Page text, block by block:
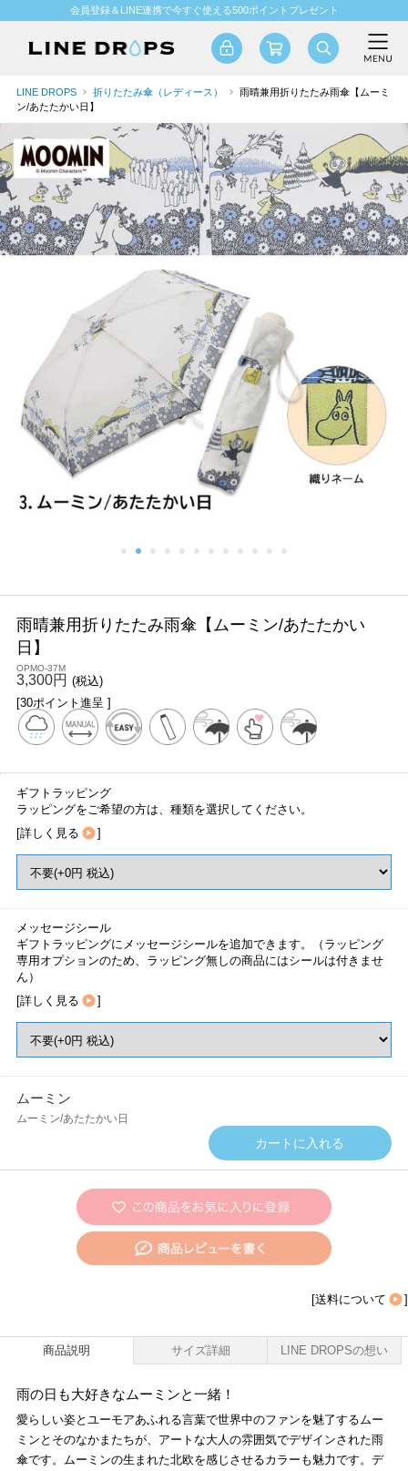
会員登録＆LINE連携で今すぐ使える500ポイントプレゼント
LINE DROPS 折りたたみ傘（レディース）
雨晴兼用折りたたみ雨傘【ムーミ
ン/あたたかい日】
雨晴兼用折りたたみ雨傘【ムーミン/あたたかい
日】
OPMO-37M
3,300円 (税込)
[30ポイント進呈 ]
ギフトラッピング
ラッピングをご希望の方は、種類を選択してください。
[詳しく見る ]
メッセージシール
ギフトラッピングにメッセージシールを追加できます。（ラッピング
専用オプションのため、ラッピング無しの商品にはシールは付きませ
ん）
[詳しく見る ]
ムーミン
ムーミン/あたたかい日
[送料について ]
商品説明 サイズ詳細 LINE DROPSの想い
雨の日も大好きなムーミンと一緒！
愛らしい姿とユーモアあふれる言葉で世界中のファンを魅了するムー
ミンとそのなかまたちが、アートな大人の雰囲気でデザインされた雨
傘です。ムーミンの生まれた北欧を感じさせるカラーも魅力です。デ